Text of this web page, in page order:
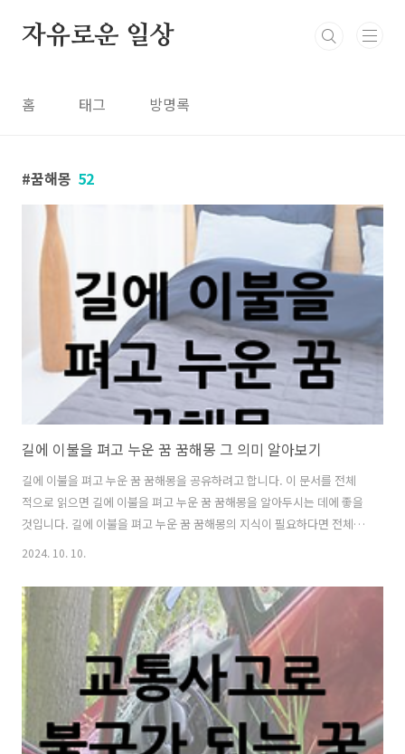
자유로운 일상
홈 태그 방명록
꿈해몽 52
길에 이불을 펴고 누운 꿈 꿈해몽 그 의미 알아보기
길에 이불을 펴고 누운 꿈 꿈해몽을 공유하려고 합니다. 이 문서를 전체
적으로 읽으면 길에 이불을 펴고 누운 꿈 꿈해몽을 알아두시는 데에 좋을
것입니다. 길에 이불을 펴고 누운 꿈 꿈해몽의 지식이 필요하다면 전체
다 읽어주세요. 아래에서 공유해드리겠습니다. 길에 이불을 펴고 누운
을 수 있다는 것을 암시하는 흉몽입니다. 이 꿈은 운이 저조하여 일이 잘
풀리지 않고 건강 상태가 나빠지는 것을 암시합니다. 다시말해 추진중인
일이 실패하거나 질병이나 사고로 인해 큰 어려움을 겪게 된다는 것을 나
타냅니다. 또한 큰 낭패를 저질러 후회를 할수 있는 꿈이기도 합니다.거
기에 더해 심리적 갈등을 겪을 수도 있는데요. 흉몽이지만 이 꿈을 꾸셨
다면 침착..
2024. 10. 10.